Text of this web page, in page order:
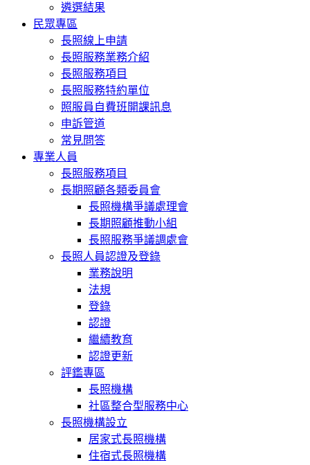
遴選結果
民眾專區
長照線上申請
長照服務業務介紹
長照服務項目
長照服務特約單位
照服員自費班開課訊息
申訴管道
常見問答
專業人員
長照服務項目
長期照顧各類委員會
長照機構爭議處理會
長期照顧推動小組
長照服務爭議調處會
長照人員認證及登錄
業務說明
法規
登錄
認證
繼續教育
認證更新
評鑑專區
長照機構
社區整合型服務中心
長照機構設立
居家式長照機構
住宿式長照機構